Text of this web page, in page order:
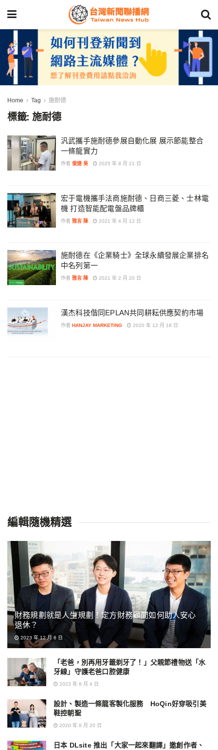
Home Tag 施耐德
標籤:施耐德
汎武攜手施耐德參展自動化展 展示節能整合
一條龍實力
作者 俊達 吳 2025 年 8 月 21 日
宏于電機攜手法商施耐德、日商三菱、士林電
機 打造智能配電盤品牌櫃
作者 雅言 陳 2021 年 4 月 12 日
施耐德在《企業騎士》全球永續發展企業排名
中名列第一
作者 雅言 陳 2021 年 2 月 20 日
漢杰科技偕同EPLAN共同耕耘供應契約市場
作者 HANJAY MARKETING 2020 年 12 月 18 日
編輯隨機精選
財務規劃就是人生規劃！定方財務顧問如何助人安心
退休？
2023 年 12 月 6 日
「老爸，別再用牙籤剃牙了！」父親節禮物送「水
牙線」守護老爸口腔健康
2023 年 8 月 4 日
設計、製造一條龍客製化服務 HoQin好穿吸引美
鞋控朝聖
2020 年 8 月 20 日
日本 DLsite 推出「大家一起來翻譯」邀創作者、